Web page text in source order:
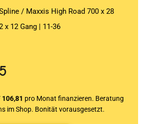
/ Maxxis High Road 700 x 28
x 12 Gang | 11-36
106,81 pro Monat finanzieren. Beratung
im Shop. Bonität vorausgesetzt.